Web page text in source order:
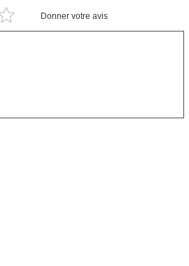
Donner votre avis